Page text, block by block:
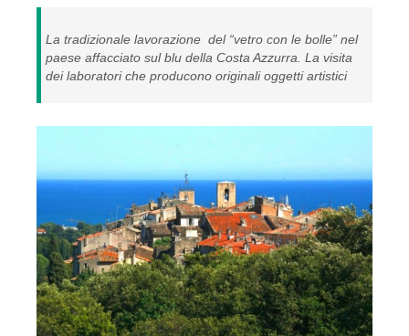
La tradizionale lavorazione del “vetro con le bolle” nel
paese affacciato sul blu della Costa Azzurra. La visita
dei laboratori che producono originali oggetti artistici